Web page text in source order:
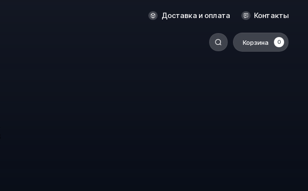
Доставка и оплата Контакты
Корзина 0
Оренбург
Ростов-на-Дону